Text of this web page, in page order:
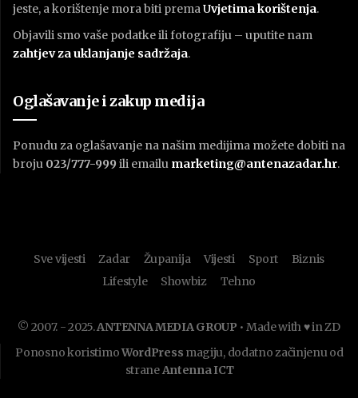
jeste, a korištenje mora biti premaUvjetima korištenja.
Objavili smo vaše podatke ili fotografiju – uputite nam
zahtjev za uklanjanje sadržaja.
Oglašavanje i zakup medija
Ponudu za oglašavanje na našim medijima možete dobiti na
broju 023/777-999 ili emailu marketing@antenazadar.hr.
Sve vijesti Zadar Županija Vijesti Sport
Biznis
Lifestyle
Showbiz Tehno
© 2007. - 2025.ANTENNA MEDIA GROUP • Made with ♥ in ZD
Ponosno koristimoWordPress magiju, dodatno začinjenu od
straneAntenna ICT